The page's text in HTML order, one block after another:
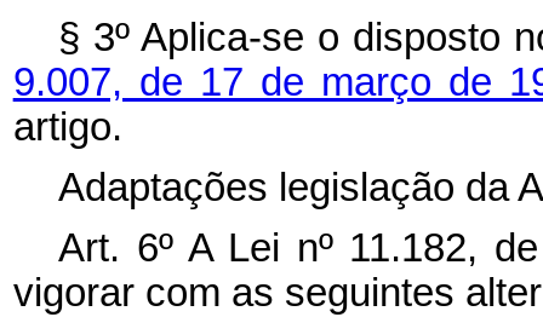
§ 3º Aplica-se o disposto
9.007, de 17 de março de
artigo.
Adaptações legislação da
Art. 6º A Lei nº 11.182,
vigorar com as seguintes